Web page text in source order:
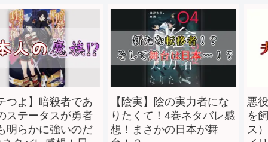
殺者であ
スが勇者
強いのだ
【陰実】陰の実力者にな
りたくて！4巻ネタバレ感
想！まさかの日本が舞
悪役令嬢な
を飼ってみ
ス）4巻ネ